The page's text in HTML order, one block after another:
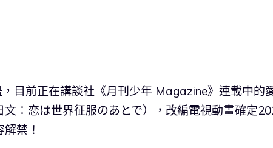
目前正在講談社《月刊少年 Magazine》連載中的
文：恋は世界征服のあとで），改編電視動畫確定
禁！